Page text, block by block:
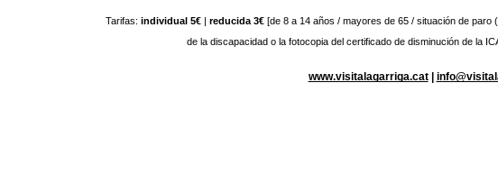
Tarifas: individual 5€ | reducida 3€ [de 8 a 14 años / mayores de 65 / situación de
de la discapacidad o la fotocopia del certificado de disminución de la
www.visitalagarriga.cat |